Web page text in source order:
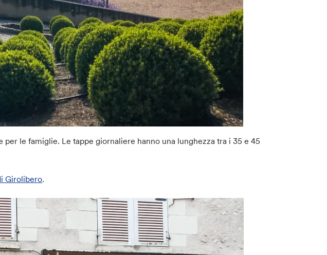
le famiglie. Le tappe giornaliere hanno una lunghezza tra i 35 e 45
Girolibero.